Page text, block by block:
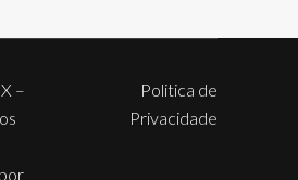
–
Politica de
Privacidade